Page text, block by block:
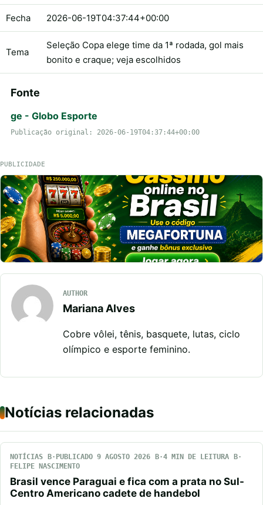
Fecha 2026-06-19T04:37:44+00:00
Tema
Seleção Copa elege time da 1ª rodada, gol mais
bonito e craque; veja escolhidos
Fonte
ge - Globo Esporte
Publicação original: 2026-06-19T04:37:44+00:00
PUBLICIDADE
AUTHOR
Mariana Alves
Cobre vôlei, tênis, basquete, lutas, ciclo
olímpico e esporte feminino.
Notícias relacionadas
NOTÍCIAS PUBLICADO 9 AGOSTO 2026
4 MIN DE LEITURA
FELIPE NASCIMENTO
Brasil vence Paraguai e fica com a prata no Sul-
Centro Americano cadete de handebol